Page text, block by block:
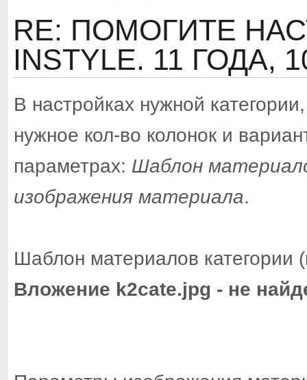
RE: ПОМОГИТЕ
INSTYLE. 11 ГОДА,
В настройках нужной
нужное кол-во колонок и
параметрах: Шаблон
изображения материала.
Шаблон материалов категории
Вложение k2cate.jpg - не